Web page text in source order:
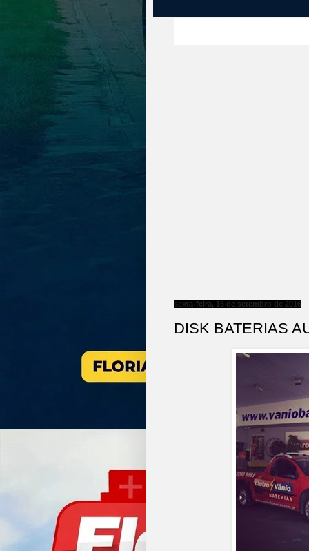
sexta-feira, 16 de setembro de 2016
DISK BATERIAS